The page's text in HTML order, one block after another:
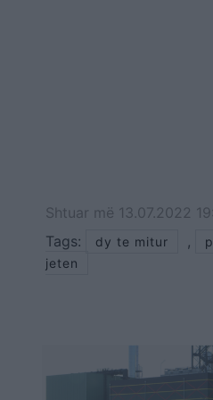
Shtuar më 13.07.2022
Tags:
dy te mitur ,
jeten